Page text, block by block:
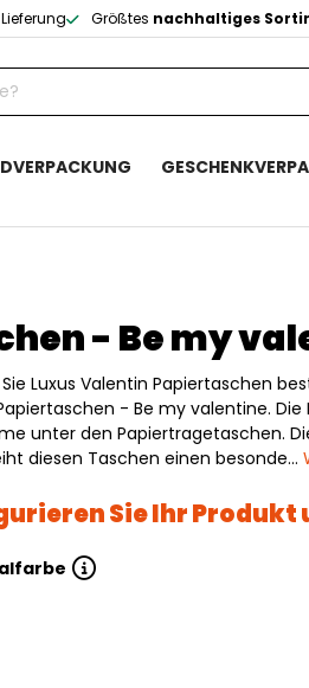
Lieferung Größtes nachhaltiges
- Be my
Luxus Valentin Papiertaschen
- Be my valentine.
unter den Papiertragetaschen.
diesen Taschen einen besonde…
Sie Ihr Produkt